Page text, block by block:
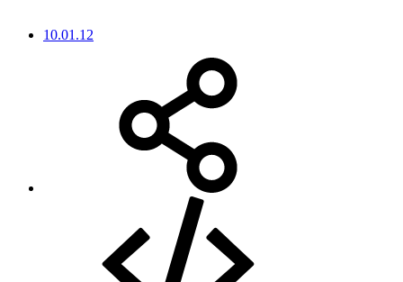
10.01.12